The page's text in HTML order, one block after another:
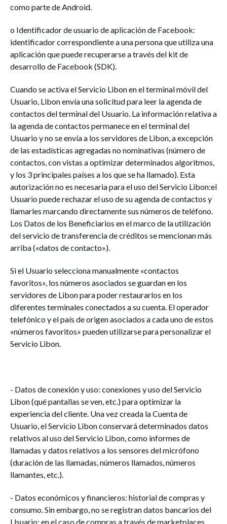
como parte de Android.
o Identificador de usuario de aplicación de Facebook:
identificador correspondiente a una persona que utiliza una
aplicación que puede recuperarse a través del kit de
desarrollo de Facebook (SDK).
Cuando se activa el Servicio Libon en el terminal móvil del
Usuario, Libon envía una solicitud para leer la agenda de
contactos del terminal del Usuario. La información relativa a
la agenda de contactos permanece en el terminal del
Usuario y no se envía a los servidores de Libon, a excepción
de las estadísticas agregadas no nominativas (número de
contactos, con vistas a optimizar determinados algoritmos,
y los 3 principales países a los que se ha llamado). Esta
autorización no es necesaria para el uso del Servicio Libon:el
Usuario puede rechazar el uso de su agenda de contactos y
llamarles marcando directamente sus números de teléfono.
Los Datos de los Beneficiarios en el marco de la utilización
del servicio de transferencia de créditos se mencionan más
arriba («datos de contacto»).
Si el Usuario selecciona manualmente «contactos
favoritos», los números asociados se guardan en los
servidores de Libon para poder restaurarlos en los
diferentes terminales conectados a su cuenta. El operador
telefónico y el país de origen asociados a cada uno de estos
«números favoritos» pueden utilizarse para personalizar el
Servicio Libon.
- Datos de conexión y uso: conexiones y uso del Servicio
Libon (qué pantallas se ven, etc.) para optimizar la
experiencia del cliente. Una vez creada la Cuenta de
Usuario, el Servicio Libon conservará determinados datos
relativos al uso del Servicio Libon, como informes de
llamadas y datos relativos a los sensores del micrófono
(duración de las llamadas, números llamados, números
llamantes, etc.).
- Datos económicos y financieros: historial de compras y
consumo. Sin embargo, no se registran datos bancarios del
Usuario: en el caso de compras a través de marketplaces